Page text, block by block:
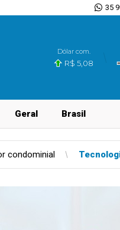
35
Dólar com.
R$ 5,08
Geral Brasil
AI/R lança